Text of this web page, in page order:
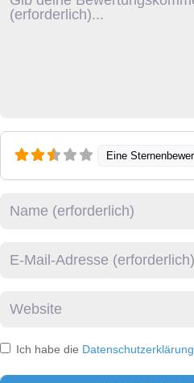
Eine
Ich habe die Datenschutzerklärung